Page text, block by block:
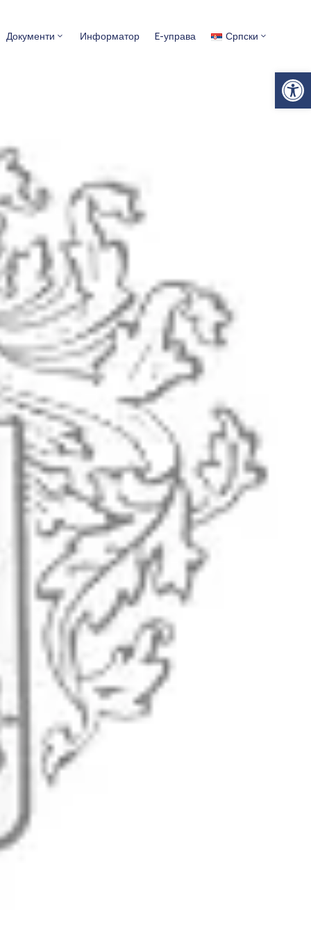
Документи Информатор E-управа Српски